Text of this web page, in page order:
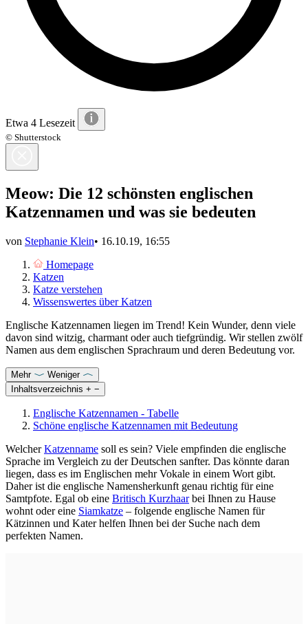
Etwa 4 Lesezeit
© Shutterstock
Meow: Die 12 schönsten englischen
Katzennamen und was sie bedeuten
von Stephanie Klein• 16.10.19, 16:55
Homepage
Katzen
Katze verstehen
Wissenswertes über Katzen
Englische Katzennamen liegen im Trend! Kein Wunder, denn viele
davon sind witzig, charmant oder auch tiefgründig. Wir stellen zwölf
Namen aus dem englischen Sprachraum und deren Bedeutung vor.
Mehr
Weniger
Inhaltsverzeichnis + −
Englische Katzennamen - Tabelle
Schöne englische Katzennamen mit Bedeutung
WelcherKatzenname soll es sein? Viele empfinden die englische
Sprache im Vergleich zu der Deutschen sanfter. Das könnte daran
liegen, dass es im Englischen mehr Vokale in einem Wort gibt.
Daher ist die englische Namensherkunft genau richtig für eine
Samtpfote. Egal ob eine Britisch Kurzhaarbei Ihnen zu Hause
wohnt oder eine Siamkatze – folgende englische Namen für
Kätzinnen und Kater helfen Ihnen bei der Suche nach dem
perfekten Namen.